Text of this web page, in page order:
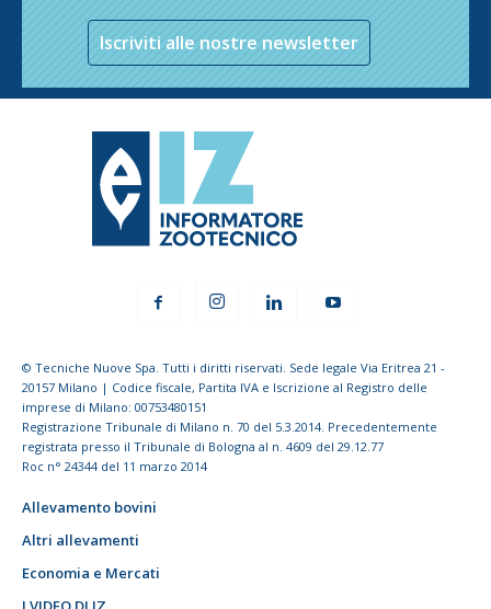
Iscriviti alle nostre newsletter
© Tecniche Nuove Spa. Tutti i diritti riservati. Sede legale Via Eritrea 21 -
20157 Milano | Codice fiscale, Partita IVA e Iscrizione al Registro delle
imprese di Milano: 00753480151
Registrazione Tribunale di Milano n. 70 del 5.3.2014. Precedentemente
registrata presso il Tribunale di Bologna al n. 4609 del 29.12.77
Roc n° 24344 del 11 marzo 2014
Allevamento bovini
Altri allevamenti
Economia e Mercati